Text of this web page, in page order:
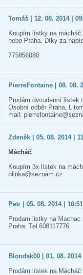
Tomáš | 12. 08. 2014 |
Koupím lístky na
nebo Praha. Díky za
775856080
PierreFontaine | 08. 08.
Prodám dvoudenní lístek
Osobní odběr Praha,
mail:
Zdeněk | 05. 08. 2014 |
Mácháč
Koupím 3x lístek na
olinka@seznam.cz
Petr | 05. 08. 2014 |
Prodam listky na
Praha. Tel 608117776
Blondak00 | 01. 08. 2014
Prodám lístek na